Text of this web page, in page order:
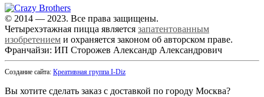
© 2014 — 2023. Все права защищены.
Четырехэтажная пицца является запатентованным
изобретением и охраняется законом об авторском праве.
Франчайзи: ИП Сторожев Александр Александрович
Создание сайта: Креативная группа I-Diz
Вы хотите сделать заказ с доставкой по городу Москва?